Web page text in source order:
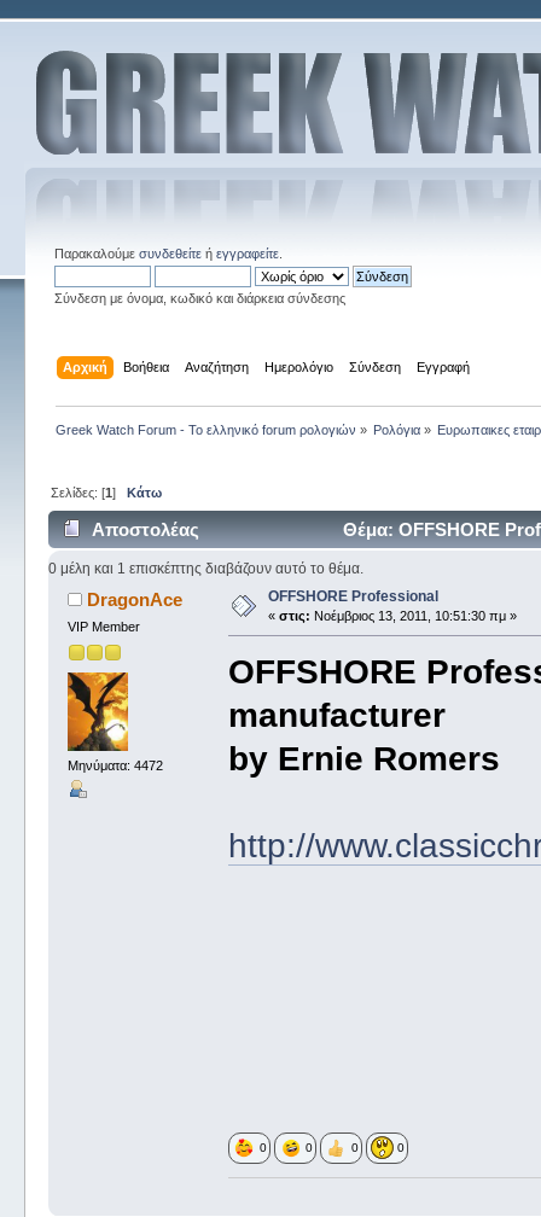
Παρακαλούμε συνδεθείτεή εγγραφείτε.
Σύνδεση με όνομα, κωδικό και διάρκεια σύνδεσης
Αρχική Βοήθεια Αναζήτηση Ημερολόγιο Σύνδεση Εγγραφή
Greek Watch Forum - Το ελληνικό forum ρολογιών » Ρολόγια » Ευρωπαικες
Σελίδες: [1] Κάτω
Αποστολέας Θέμα: OFFSHORE
0 μέλη και 1 επισκέπτης διαβάζουν αυτό το θέμα.
DragonAce
VIP Member
Μηνύματα: 4472
OFFSHORE Professional
« στις: Νοέμβριος 13, 2011, 10:51:30 πμ »
OFFSHORE
manufacturer
by Ernie Romers
http://
0 0 0 0